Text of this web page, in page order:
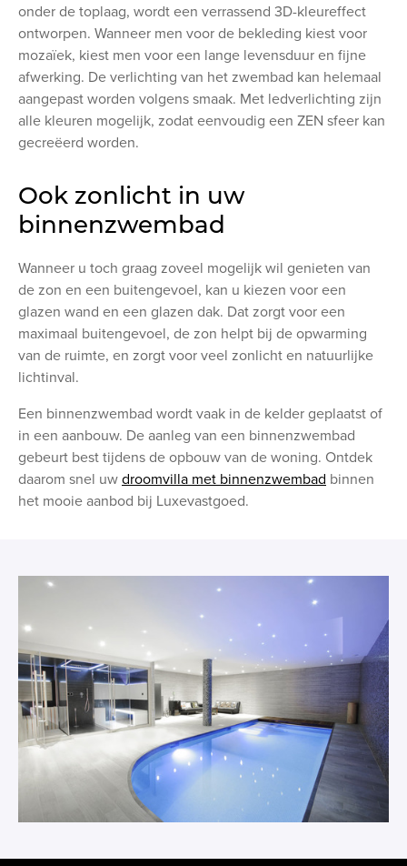
onder de toplaag, wordt een verrassend 3D-kleureffect
ontworpen. Wanneer men voor de bekleding kiest voor
mozaïek, kiest men voor een lange levensduur en fijne
afwerking. De verlichting van het zwembad kan helemaal
aangepast worden volgens smaak. Met ledverlichting zijn
alle kleuren mogelijk, zodat eenvoudig een ZEN sfeer kan
gecreëerd worden.
Ook zonlicht in uw
binnenzwembad
Wanneer u toch graag zoveel mogelijk wil genieten van
de zon en een buitengevoel, kan u kiezen voor een
glazen wand en een glazen dak. Dat zorgt voor een
maximaal buitengevoel, de zon helpt bij de opwarming
van de ruimte, en zorgt voor veel zonlicht en natuurlijke
lichtinval.
Een binnenzwembad wordt vaak in de kelder geplaatst of
in een aanbouw. De aanleg van een binnenzwembad
gebeurt best tijdens de opbouw van de woning. Ontdek
daarom snel uw droomvilla met binnenzwembad binnen
het mooie aanbod bij Luxevastgoed.